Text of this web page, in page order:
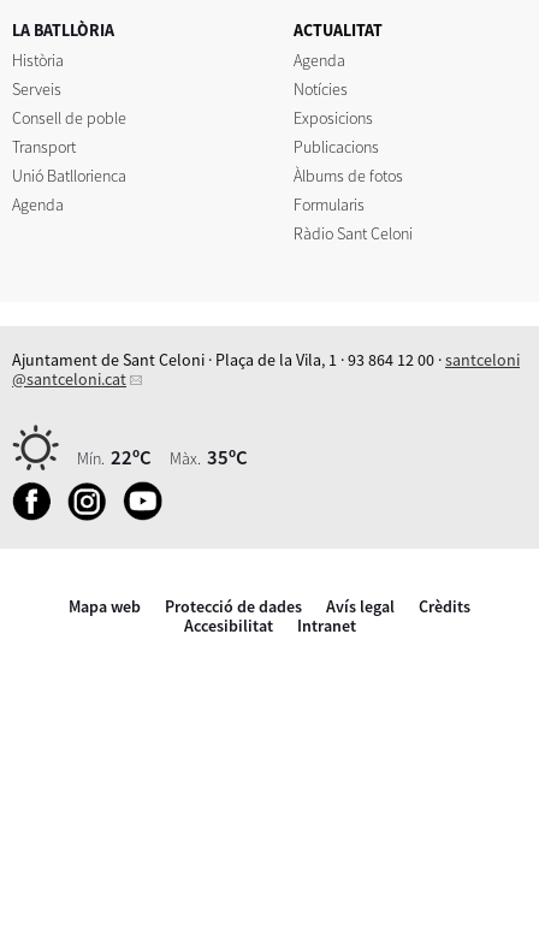
LA BATLLÒRIA
Història
Serveis
Consell de poble
Transport
Unió Batllorienca
Agenda
ACTUALITAT
Agenda
Notícies
Exposicions
Publicacions
Àlbums de fotos
Formularis
Ràdio Sant Celoni
Ajuntament de Sant Celoni · Plaça de la Vila, 1 · 93 864 12 00 ·santceloni
@santceloni.cat
Mín. 22ºC Màx. 35ºC
Mapa web Protecció de dades Avís legal
Crèdits
Accesibilitat
Intranet